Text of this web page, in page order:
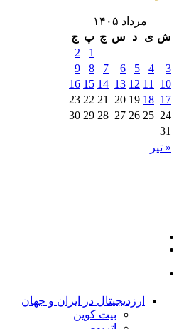
مرداد ۱۴۰۵
ش ی د س چ پ ج
« تیر
1
2
3
4
5
6
7
8
9
10
11
12
13
14
15
16
17
18
19
20
21
22
23
24
25
26
27
28
29
30
31
ارزدیجیتال در ایران و جهان
بیت کوین